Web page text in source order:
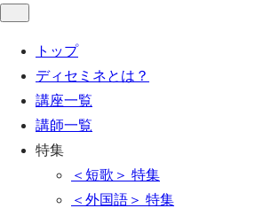
トップ
ディセミネとは？
講座一覧
講師一覧
特集
＜短歌＞ 特集
＜外国語＞ 特集